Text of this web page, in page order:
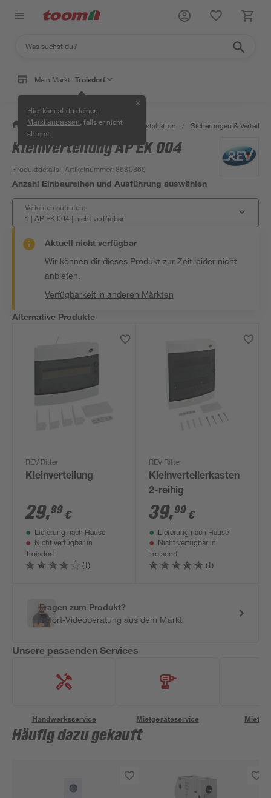
Mein Markt: Troisdorf
Hier kannst du deinen
Markt anpassen , falls er nicht
stimmt.
✕
/ Bauen & Renovieren / Elektroinstallation / Sicherungen &
Kleinverteilung AP EK 004
Produktdetails | Artikelnummer: 8680860
Anzahl Einbaureihen und Ausführung auswählen
Varianten aufrufen:
1 | AP EK 004 | nicht verfügbar
Aktuell nicht verfügbar
Wir können dir dieses Produkt zur Zeit leider nicht
anbieten.
Verfügbarkeit in anderen Märkten
Alternative Produkte
REV Ritter
Kleinverteilung
29,99 €
Lieferung nach Hause
Nicht verfügbar in
Troisdorf
(1)
REV Ritter
Kleinverteilerkasten
2-reihig
39,99 €
Lieferung nach Hause
Nicht verfügbar in
Troisdorf
(1)
Fragen zum Produkt?
Sofort-Videoberatung aus dem Markt
Unsere passenden Services
Handwerksservice Mietgeräteservice
Häufig dazu gekauft